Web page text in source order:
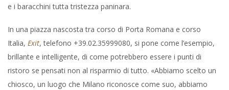
e i baracchini tutta tristezza paninara.
In una piazza nascosta tra corso di Porta Romana e corso
Italia, Exit, telefono +39.02.35999080, si pone come l’esempio,
brillante e intelligente, di come potrebbero essere i punti di
ristoro se pensati non al risparmio di tutto. «Abbiamo scelto un
chiosco, un luogo che Milano riconosce come suo, abbiamo